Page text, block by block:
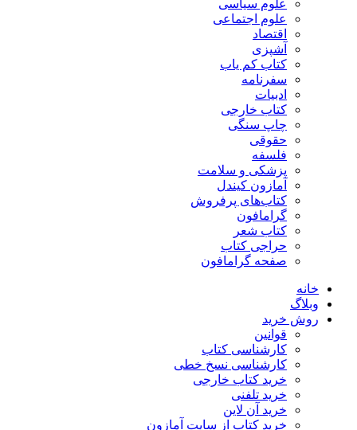
علوم سیاسی
علوم اجتماعی
اقتصاد
آشپزی
کتاب کم یاب
سفرنامه
ادبیات
کتاب خارجی
چاپ سنگی
حقوقی
فلسفه
پزشکی و سلامت
آمازون کیندل
کتاب‌های پرفروش
گرامافون
کتاب شعر
حراجی کتاب
صفحه گرامافون
خانه
وبلاگ
روش خرید
قوانین
کارشناسی کتاب
کارشناسی نسخ خطی
خرید کتاب خارجی
خرید تلفنی
خرید آن لاین
خرید کتاب از سایت آمازون